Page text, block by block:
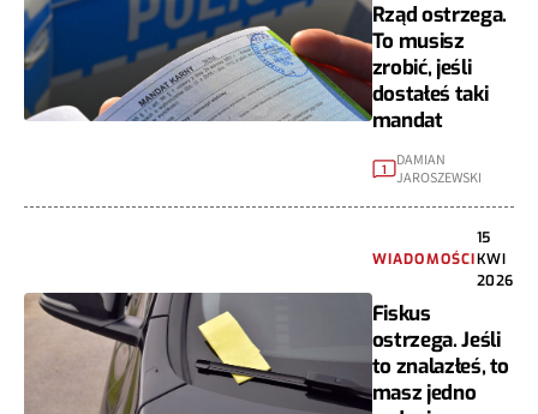
Rząd ostrzega.
To musisz
zrobić, jeśli
dostałeś taki
mandat
1
DAMIAN
JAROSZEWSKI
WIADOMOŚCI
15
KWI
2026
Fiskus
ostrzega. Jeśli
to znalazłeś, to
masz jedno